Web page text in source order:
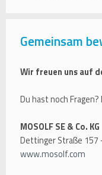
Gemeinsam
Wir freuen uns auf
Du hast noch
MOSOLF SE & Co. KG
Dettinger Straße 157
www.mosolf.com